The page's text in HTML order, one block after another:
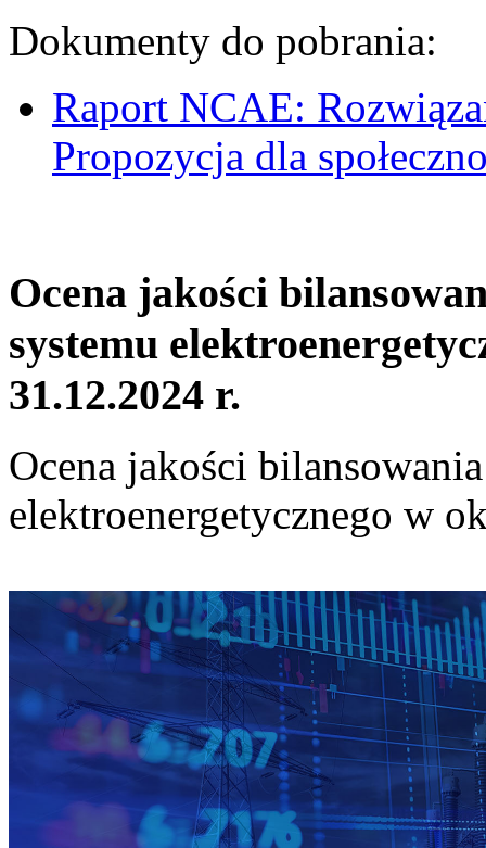
Dokumenty do pobrania:
Raport NCAE:
Propozycja dla
Ocena jakości
systemu
31.12.2024 r.
Ocena jakości
elektroenergetycznego w